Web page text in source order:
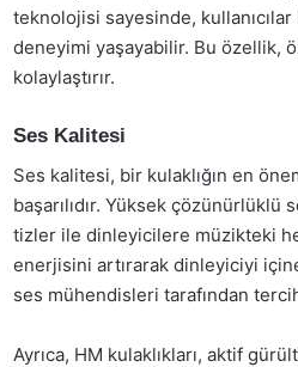
teknolojisi sayesinde,
deneyimi yaşayabilir. Bu özellik,
kolaylaştırır.
Ses Kalitesi
Ses kalitesi, bir kulaklığın en
başarılıdır. Yüksek
tizler ile dinleyicilere müzikteki
enerjisini artırarak dinleyiciyi
ses mühendisleri tarafından
Ayrıca, HM kulaklıkları, aktif